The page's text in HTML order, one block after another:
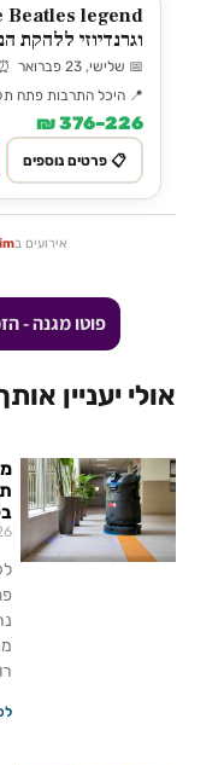
וגרנדיוזי ללהקת
📅 שלישי, 23 פברואר ⏰ 20:00
📍 היכל התרבות פתח
226–376 ₪
📋 פרטים נוספים
אירועים ב
פוטו מגנה -
אולי יעניין